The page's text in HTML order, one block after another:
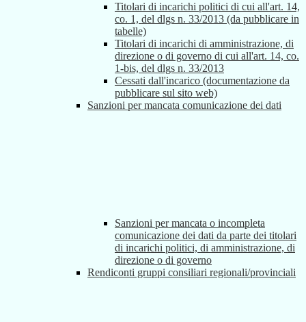
Titolari di incarichi politici di cui all'art. 14,
co. 1, del dlgs n. 33/2013 (da pubblicare in
tabelle)
Titolari di incarichi di amministrazione, di
direzione o di governo di cui all'art. 14, co.
1-bis, del dlgs n. 33/2013
Cessati dall'incarico (documentazione da
pubblicare sul sito web)
Sanzioni per mancata comunicazione dei dati
Sanzioni per mancata o incompleta
comunicazione dei dati da parte dei titolari
di incarichi politici, di amministrazione, di
direzione o di governo
Rendiconti gruppi consiliari regionali/provinciali